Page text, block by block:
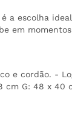
a escolha
em
e cordão. -
cm G: 48 x 40